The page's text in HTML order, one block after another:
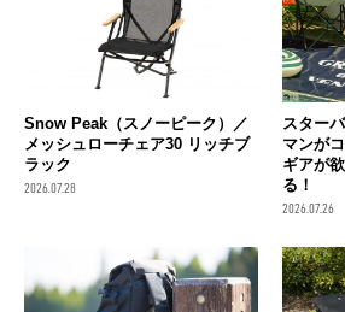
Snow Peak（スノーピーク）／
メッシュローチェア30 リッチブ
ラック
2026.07.28
スター
マンが
ギアが
る！
2026.07.26